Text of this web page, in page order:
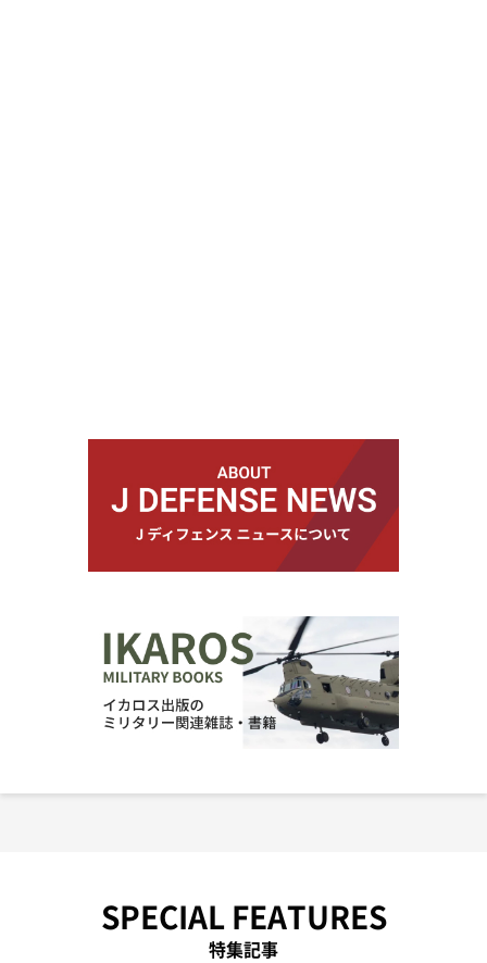
SPECIAL FEATURES
特集記事